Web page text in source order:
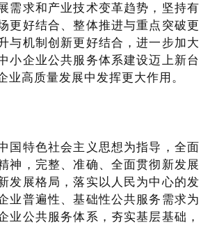
需求和产业技术变革趋势，坚持有
更好结合、整体推进与重点突破更
与机制创新更好结合，进一步加大
小企业公共服务体系建设迈上新台
业高质量发展中发挥更大作用。
国特色社会主义思想为指导，全面
神，完整、准确、全面贯彻新发展
发展格局，落实以人民为中心的发
业普遍性、基础性公共服务需求为
业公共服务体系，夯实基层基础，